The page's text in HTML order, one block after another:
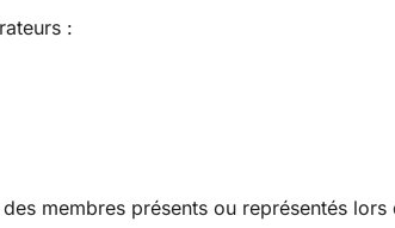
:
membres présents ou représentés lors